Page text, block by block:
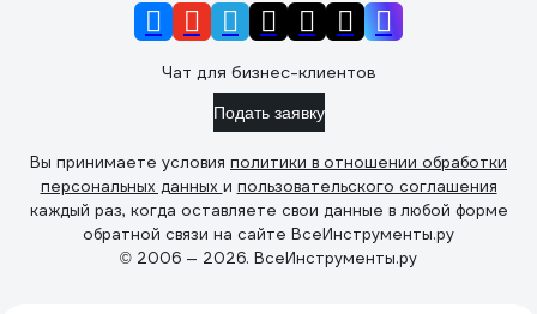
Чат для бизнес-клиентов
Подать заявку
Вы принимаете условия политики в отношении обработки
персональных данных и пользовательского соглашения
каждый раз, когда оставляете свои данные в любой форме
обратной связи на сайте ВсеИнструменты.ру
© 2006 — 2026. ВсеИнструменты.ру